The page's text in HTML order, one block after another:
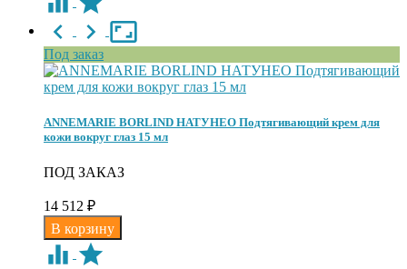
Под заказ
ANNEMARIE BORLIND НАТУНЕО Подтягивающий крем для
кожи вокруг глаз 15 мл
ПОД ЗАКАЗ
14 512 ₽